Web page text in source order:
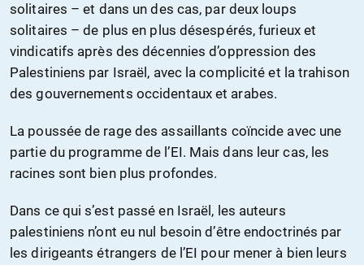
solitaires – et dans un des cas, par deux loups
solitaires – de plus en plus désespérés, furieux et
vindicatifs après des décennies d’oppression des
Palestiniens par Israël, avec la complicité et la trahison
des gouvernements occidentaux et arabes.
La poussée de rage des assaillants coïncide avec une
partie du programme de l’EI. Mais dans leur cas, les
racines sont bien plus profondes.
Dans ce qui s’est passé en Israël, les auteurs
palestiniens n’ont eu nul besoin d’être endoctrinés par
les dirigeants étrangers de l’EI pour mener à bien leurs